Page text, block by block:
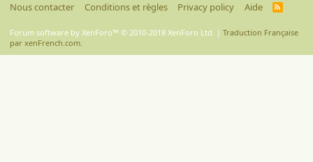
Nous contacter
Conditions et règles Privacy policy Aide
R
Forum software by XenForo™ © 2010-2018 XenForo Ltd. | Traduction Française
par xenFrench.com.